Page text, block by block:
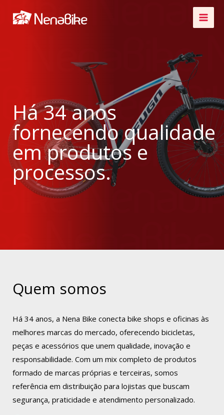
para
Há 34 anos
fornecendo qualidade
em produtos e
processos.
Quem somos
Há 34 anos, a Nena Bike conecta bike shops e oficinas às
melhores marcas do mercado, oferecendo bicicletas,
peças e acessórios que unem qualidade, inovação e
responsabilidade. Com um mix completo de produtos
formado de marcas próprias e terceiras, somos
referência em distribuição para lojistas que buscam
segurança, praticidade e atendimento personalizado.